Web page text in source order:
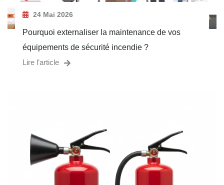
24 Mai 2026
Pourquoi externaliser la maintenance de vos
équipements de sécurité incendie ?
Lire l’article